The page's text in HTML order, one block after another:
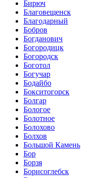
Бирюч
Благовещенск
Благодарный
Бобров
Богданович
Богородицк
Богородск
Боготол
Богучар
Бодайбо
Бокситогорск
Болгар
Бологое
Болотное
Болохово
Болхов
Большой Камень
Бор
Борзя
Борисоглебск